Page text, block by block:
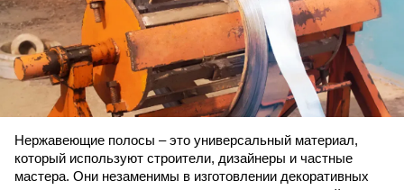
Нержавеющие полосы – это универсальный материал,
который используют строители, дизайнеры и частные
мастера. Они незаменимы в изготовлении декоративных